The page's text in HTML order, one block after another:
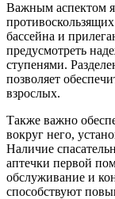
Важным аспектом
бассейна и
предусмотреть
ступенями.
позволяет
взрослых.
Также важно
вокруг него,
Наличие
аптечки первой
обслуживание и
способствуют